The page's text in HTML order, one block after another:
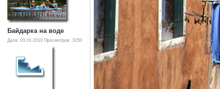
Байдарка на воде
Дата: 03.01.2010 Просмотров: 3150